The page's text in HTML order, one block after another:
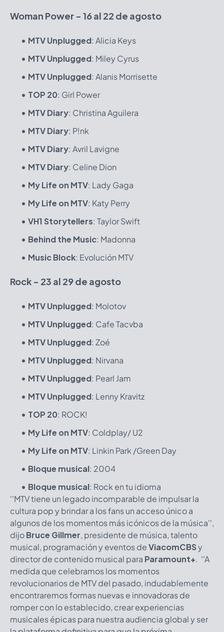
Woman Power - 16 al 22 de agosto
MTV Unplugged: Alicia Keys
MTV Unplugged: Miley Cyrus
MTV Unplugged: Alanis Morrisette
TOP 20: Girl Power
MTV Diary: Christina Aguilera
MTV Diary: P!nk
MTV Diary: Avril Lavigne
MTV Diary: Celine Dion
My Life on MTV: Lady Gaga
My Life on MTV: Katy Perry
VH1 Storytellers: Taylor Swift
Behind the Music: Madonna
Music Block: Evolución MTV
Rock - 23 al 29 de agosto
MTV Unplugged: Molotov
MTV Unplugged: Cafe Tacvba
MTV Unplugged: Zoé
MTV Unplugged: Nirvana
MTV Unplugged: Pearl Jam
MTV Unplugged: Lenny Kravitz
TOP 20: ROCK!
My Life on MTV: Coldplay/ U2
My Life on MTV: Linkin Park /Green Day
Bloque musical: 2004
Bloque musical: Rock en tu idioma
''MTV tiene un legado incomparable de impulsar la
cultura pop y brindar a los fans un acceso único a
algunos de los momentos más icónicos de la música'',
dijoBruce Gillmer, presidente de música, talento
musical, programación y eventos deViacomCBSy
director de contenido musical para Paramount+. ''A
medida que celebramos los momentos
revolucionarios de MTV del pasado, indudablemente
encontraremos formas nuevas e innovadoras de
romper con lo establecido, crear experiencias
musicales épicas para nuestra audiencia global y ser